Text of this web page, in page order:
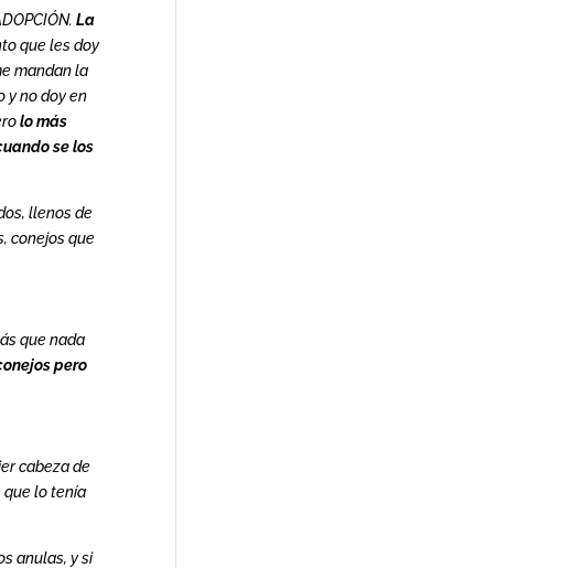
La
que les doy
mandan la
y no doy en
lo más
se los
llenos de
conejos que
que nada
pero
cabeza de
que lo tenía
anulas, y si